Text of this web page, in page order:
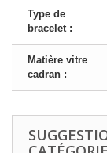
Type de
bracelet :
Matière vitre
cadran :